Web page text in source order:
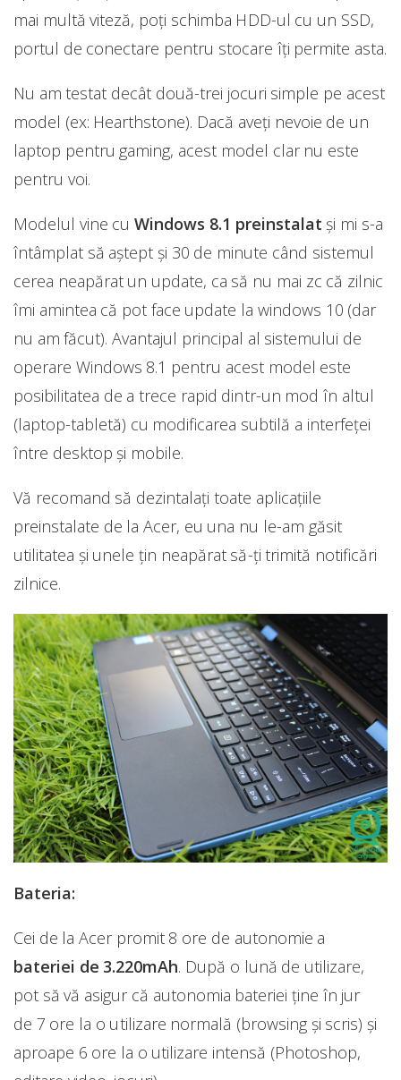
mai multă viteză, poți schimba HDD-ul cu un SSD,
portul de conectare pentru stocare îți permite asta.
Nu am testat decât două-trei jocuri simple pe acest
model (ex: Hearthstone). Dacă aveți nevoie de un
laptop pentru gaming, acest model clar nu este
pentru voi.
Modelul vine cuWindows 8.1 preinstalat și mi s-a
întâmplat să aștept și 30 de minute când sistemul
cerea neapărat un update, ca să nu mai zc că zilnic
îmi amintea că pot face update la windows 10 (dar
nu am făcut). Avantajul principal al sistemului de
operare Windows 8.1 pentru acest model este
posibilitatea de a trece rapid dintr-un mod în altul
(laptop-tabletă) cu modificarea subtilă a interfeței
între desktop și mobile.
Vă recomand să dezintalați toate aplicațiile
preinstalate de la Acer, eu una nu le-am găsit
utilitatea și unele țin neapărat să-ți trimită notificări
zilnice.
Bateria:
Cei de la Acer promit 8 ore de autonomie a
bateriei de 3.220mAh. După o lună de utilizare,
pot să vă asigur că autonomia bateriei ține în jur
de 7 ore la o utilizare normală (browsing și scris) și
aproape 6 ore la o utilizare intensă (Photoshop,